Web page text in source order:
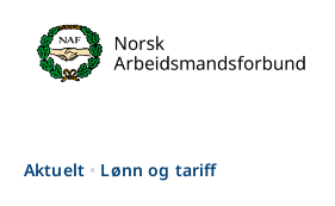
content
Aktuelt • Lønn og tariff